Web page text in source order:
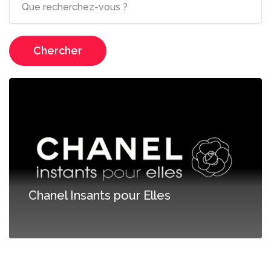
Chercher
Chanel Insants pour Elles